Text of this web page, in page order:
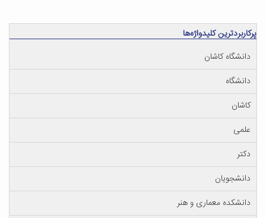
پرکاربردترین کلیدواژه‌ها
دانشگاه کاشان
دانشگاه
کاشان
علمی
دکتر
دانشجویان
دانشکده معماری و هنر